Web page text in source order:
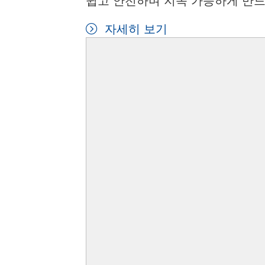
자세히 보기